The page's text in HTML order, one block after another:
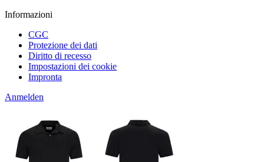
Informazioni
CGC
Protezione dei dati
Diritto di recesso
Impostazioni dei cookie
Impronta
Anmelden